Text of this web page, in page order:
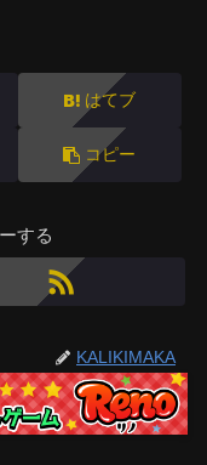
はてブ
コピー
する
KALIKIMAKA